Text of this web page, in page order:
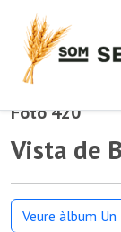
Foto 420
Vista de
Veure àlbum